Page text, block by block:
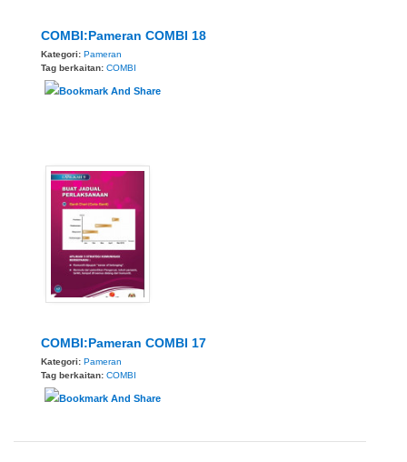
COMBI:Pameran COMBI 18
Kategori: Pameran
Tag berkaitan: COMBI
COMBI:Pameran COMBI 17
Kategori: Pameran
Tag berkaitan: COMBI